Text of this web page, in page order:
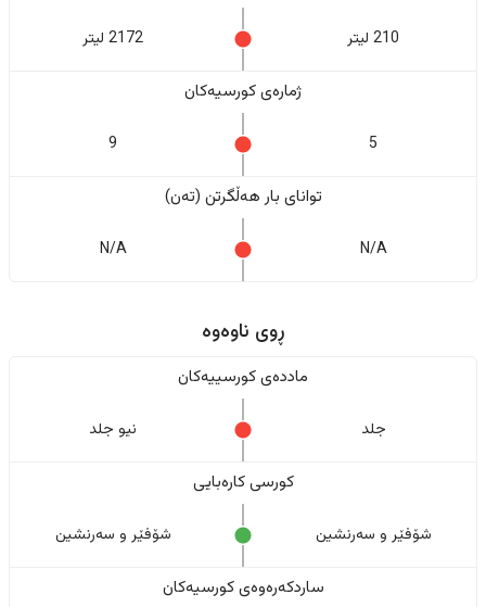
210 لیتر 2172 لیتر
ژمارەی کورسیەکان
5
9
تواناى بار هەڵگرتن (تەن)
N/A
N/A
ڕوی ناوەوە
ماددەی کورسییەکان
جلد نیو جلد
کورسی کارەبایی
شۆفێر و سەرنشین شۆفێر و سەرنشین
ساردکەرەوەی کورسیەکان